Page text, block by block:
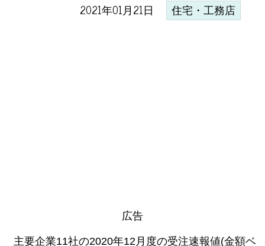
2021年01月21日 住宅・工務店
広告
主要企業11社の2020年12月度の受注速報値(金額ベ